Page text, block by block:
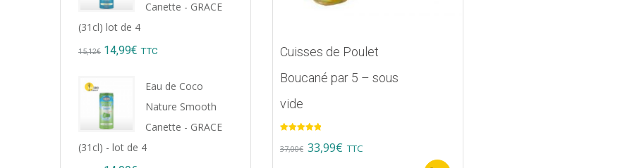
Cuisses de Poulet
Boucané par 5 – sous
vide
sur 5
37,00€ Original
33,99€ Current
TTC
Canette - GRACE
(31cl) lot de 4
15,12€ Original
was:
15,12€.
14,99€ Current
TTC
Eau de Coco
Nature Smooth
Canette - GRACE
(31cl) - lot de 4